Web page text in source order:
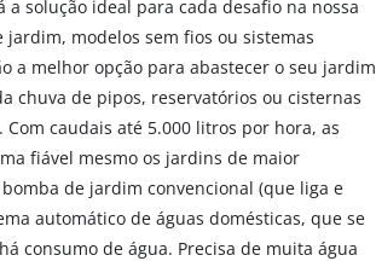
solução ideal para cada desafio na nossa
modelos sem fios ou sistemas
a melhor opção para abastecer o seu jardim
chuva de pipos, reservatórios ou cisternas
caudais até 5.000 litros por hora, as
fiável mesmo os jardins de maior
de jardim convencional (que liga e
automático de águas domésticas, que se
consumo de água. Precisa de muita água